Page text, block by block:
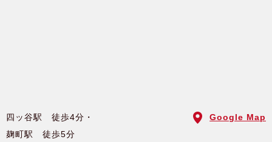
四ッ谷駅 徒歩4分・
麹町駅 徒歩5分
Google Map